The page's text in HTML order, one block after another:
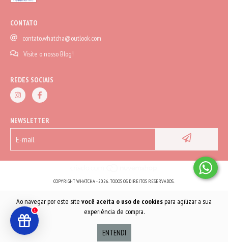
Ao navegar por este site você aceita o uso de cookiespara agilizar a sua
experiência de compra.
ENTENDI
CONTATO
contato.whatcha@outlook.com
Visite o nosso Blog!
REDES SOCIAIS
NEWSLETTER
COPYRIGHT WHATCHA - 2026. TODOS OS DIREITOS RESERVADOS.
1